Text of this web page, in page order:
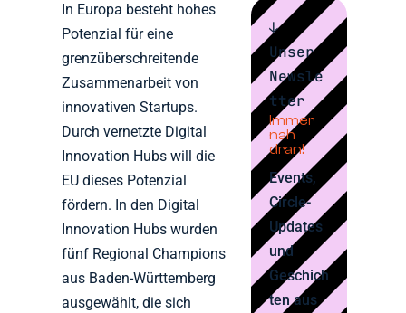
In Europa besteht hohes
Potenzial für eine
grenzüberschreitende
Zusammenarbeit von
innovativen Startups.
Durch vernetzte Digital
Innovation Hubs will die
EU dieses Potenzial
fördern. In den Digital
Innovation Hubs wurden
fünf Regional Champions
aus Baden-Württemberg
ausgewählt, die sich
↓
Unser
Newsle
tter
Immer
nah
dran!
Events,
Circle-
Updates
und
Geschich
ten aus